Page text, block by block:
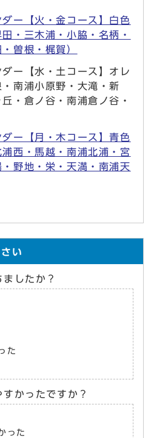
ー【火・金コース】白色
・三木浦・小脇・名柄・
曽根・梶賀）
ー【水・土コース】オレ
南浦小原野・大滝・新
・倉ノ谷・南浦倉ノ谷・
ー【月・木コース】青色
浦西・馬越・南浦北浦・宮
・野地・栄・天満・南浦天
い
したか？
た
かったですか？
った